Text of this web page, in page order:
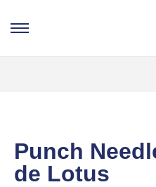
Punch
de Lotus